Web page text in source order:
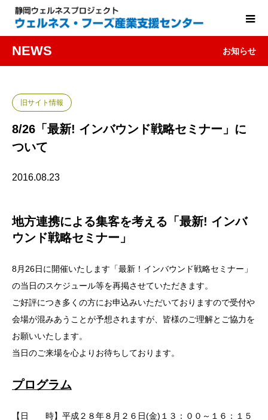
NEWS お知らせ
旧サイト情報
8/26「最新! インバウンド戦略セミナー」に
ついて
2016.08.23
地方連携による集客を考える「最新! インバ
ウンド戦略セミナー」
8月26日に開催いたします「最新！インバウンド戦略セミナー」
の当日のスケジュール等を再掲させていただきます。
ご好評につき多くの方にお申込みいただいておりますので受付や
会場が混みあうことが予想されますが、皆様のご理解とご協力を
お願いいたします。
当日のご来場を心よりお待ちしております。
プログラム
【日 時】平成２８年８月２６日(金)１３：００～１６：１５